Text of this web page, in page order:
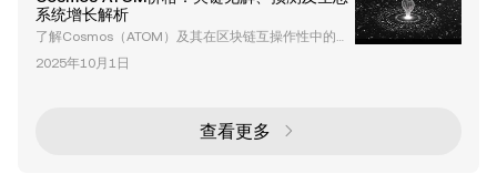
系统增长解析
了解Cosmos（ATOM）及其在区块链互操作性中的作
用 Cosmos（ATOM）是一个旨在解决加密货币行业最
紧迫挑战之一——互操作性的问题的区块链平台。通过
网”。这种创新方法将Cosmos定位为去中心化经济的
基础层，促进区块链生态系统的可扩展性、协作性和效
2025年10月1日
查看更多